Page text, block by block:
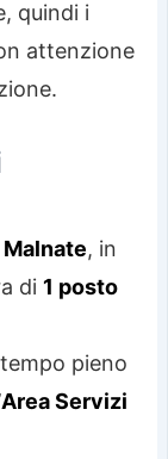
quindi i
attenzione
, in
di 1 posto
pieno
Area Servizi